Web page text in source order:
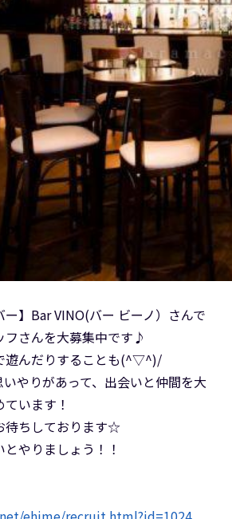
】Bar VINO(バー ビーノ）さんで
フさんを大募集中です♪
遊んだりすることも(^▽^)/
やりがあって、出会いと仲間を大
います！
待ちしております☆
やりましょう！！